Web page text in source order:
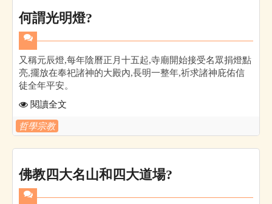
何謂光明燈?
又稱元辰燈,每年陰曆正月十五起,寺廟開始接受名眾捐燈點
亮,擺放在奉祀諸神的大殿內,長明一整年,祈求諸神庇佑信
徒全年平安。
閱讀全文
哲學宗教
佛教四大名山和四大道場?